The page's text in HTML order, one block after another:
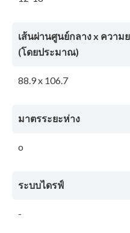
เส้นผ่านศูนย์กลาง x ความ
(โดยประมาณ)
88.9 x 106.7
มาตรระยะห่าง
o
ระบบไดรฟ์
-